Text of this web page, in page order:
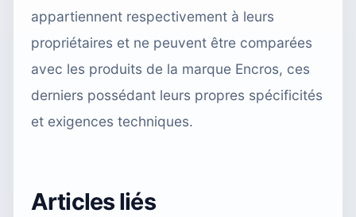
appartiennent respectivement à leurs
propriétaires et ne peuvent être comparées
avec les produits de la marque Encros, ces
derniers possédant leurs propres spécificités
et exigences techniques.
Articles liés